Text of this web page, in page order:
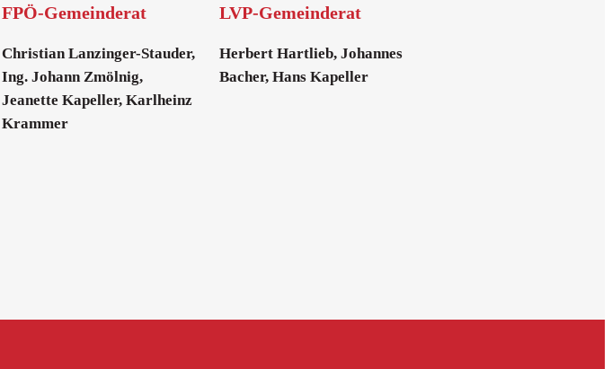
FPÖ-Gemeinderat
Christian Lanzinger-Stauder,
Ing. Johann Zmölnig,
Jeanette Kapeller, Karlheinz
Krammer
LVP-Gemeinderat
Herbert Hartlieb, Johannes
Bacher, Hans Kapeller